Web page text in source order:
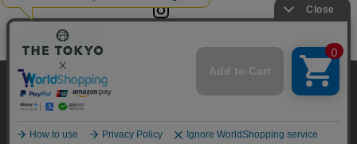
© TOKYO BASE CO., LTD
当サイトはクッキー(cookie)を使用します。クッキーはサイト内
の一部の機能および、サイトの使用状況の分析からマーケティ
ング活動に利用することを目的としています。
プライバシーポリシーはこちら